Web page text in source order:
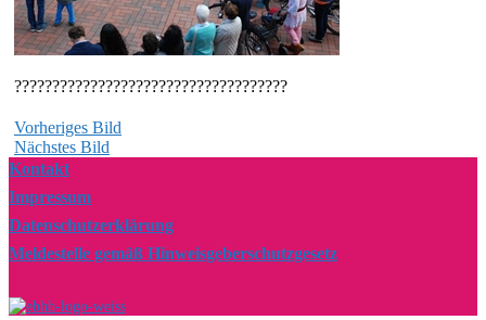
????????????????????????????????????
Vorheriges Bild
Nächstes Bild
Kontakt
Impressum
Datenschutzerklärung
Meldestelle gemäß Hinweisgeberschutzgesetz